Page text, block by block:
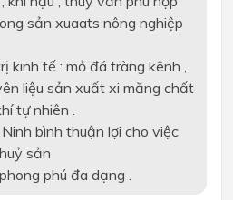
sản xuaats nông nghiệp
kinh tế : mỏ đá tràng kênh ,
liệu sản xuất xi măng chất
tự nhiên .
bình thuận lợi cho việc
sản
phú đa dạng .